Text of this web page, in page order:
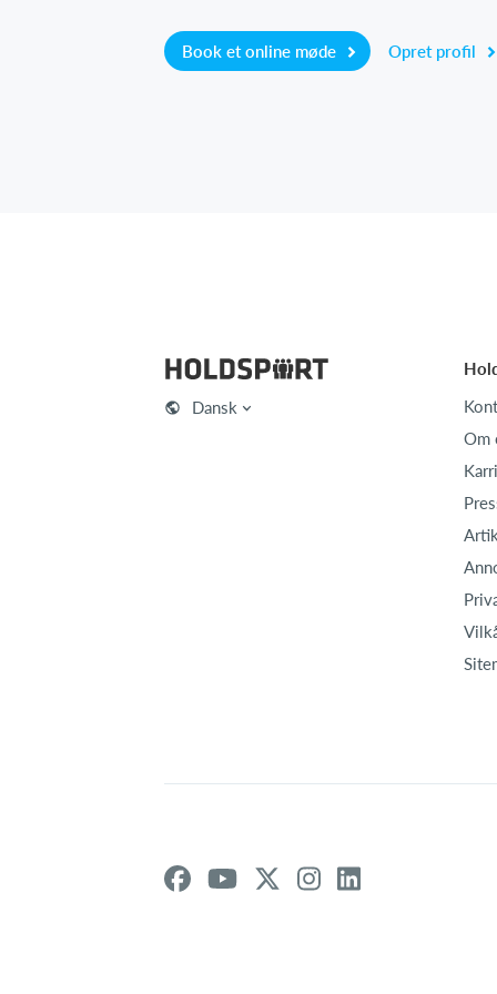
Book et online møde Opret profil
Dansk
Om